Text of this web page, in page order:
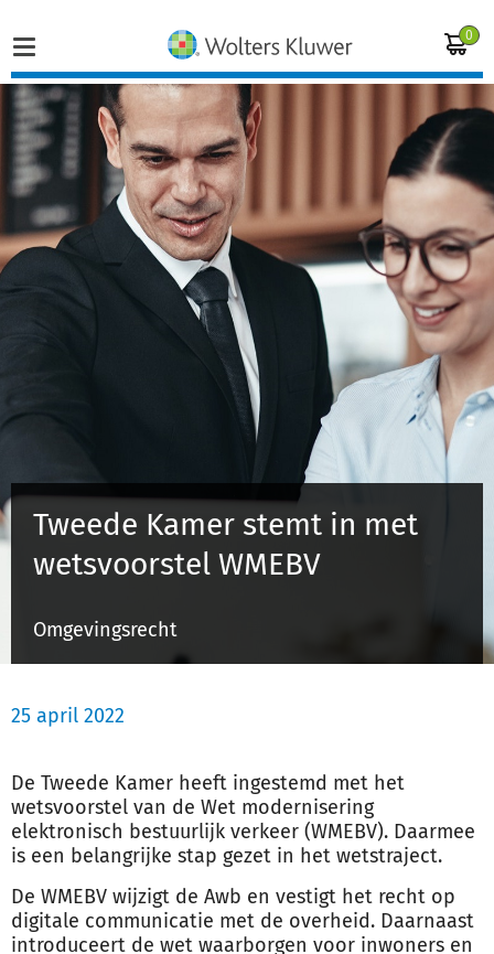
0
Home
Vakgebieden
Inloggen op de kennisbank
Inloggen
Tweede Kamer stemt in met
wetsvoorstel WMEBV
Omgevingsrecht
25 april 2022
De Tweede Kamer heeft ingestemd met het
wetsvoorstel van de Wet modernisering
elektronisch bestuurlijk verkeer (WMEBV). Daarmee
is een belangrijke stap gezet in het wetstraject.
De WMEBV wijzigt de Awb en vestigt het recht op
digitale communicatie met de overheid. Daarnaast
introduceert de wet waarborgen voor inwoners en